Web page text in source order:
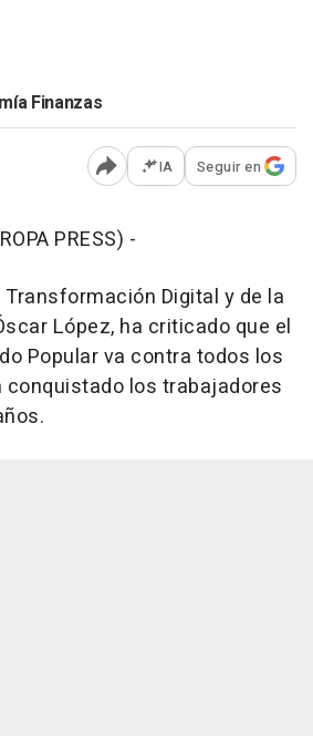
Finanzas
Abrir opciones para
IA Seguir en
PRESS) -
Digital y de la
López, ha criticado que el
Popular va contra todos los
conquistado los trabajadores